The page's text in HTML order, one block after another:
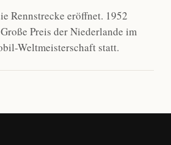
Rennstrecke eröffnet. 1952
Preis der Niederlande im
Weltmeisterschaft statt.